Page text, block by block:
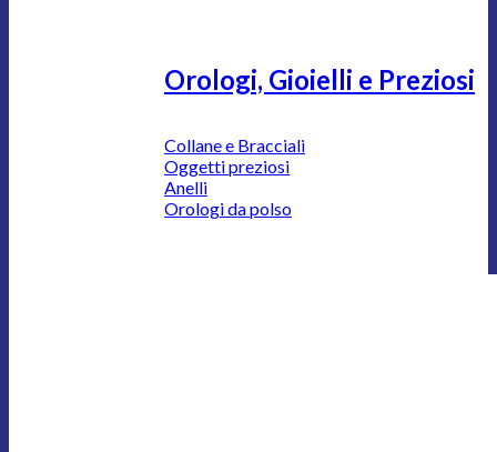
Orologi, Gioielli e Preziosi
Collane e Bracciali
Oggetti preziosi
Anelli
Orologi da polso